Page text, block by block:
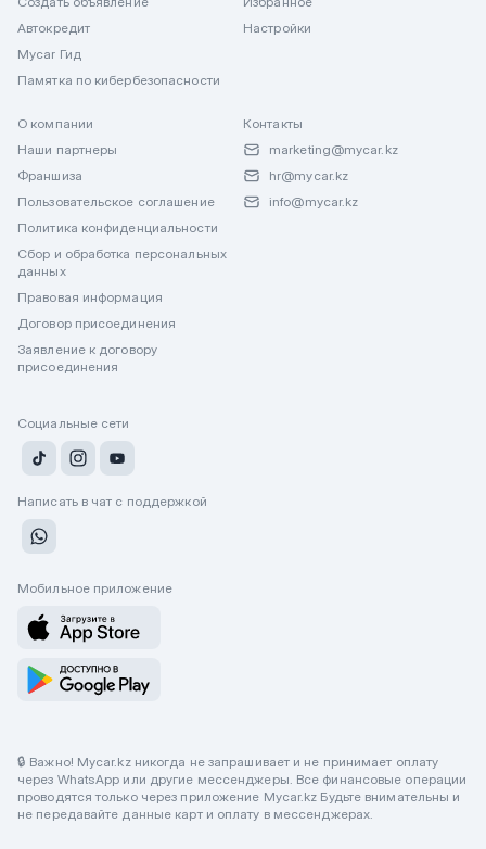
Автокредит
Mycar Гид
Памятка по кибербезопасности
Настройки
О компании
Наши партнеры
Франшиза
Пользовательское соглашение
Политика конфиденциальности
Сбор и обработка персональных
данных
Правовая информация
Договор присоединения
Заявление к договору
присоединения
Контакты
marketing@mycar.kz
hr@mycar.kz
info@mycar.kz
Социальные сети
Написать в чат с поддержкой
Мобильное приложение
🔒 Важно! Mycar.kz никогда не запрашивает и не принимает оплату
через WhatsApp или другие мессенджеры. Все финансовые операции
проводятся только через приложение Mycar.kz Будьте внимательны и
не передавайте данные карт и оплату в мессенджерах.